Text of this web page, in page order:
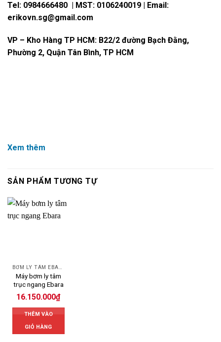
Tel: 0984666480 | MST: 0106240019 | Email:
erikovn.sg@gmail.com
VP – Kho Hàng TP HCM: B22/2 đường Bạch Đằng,
Phường 2, Quận Tân Bình, TP HCM
Xem thêm
SẢN PHẨM TƯƠNG TỰ
Máy bơm ly tâm
trục ngang Ebara
16.150.000₫
THÊM VÀO
GIỎ HÀNG